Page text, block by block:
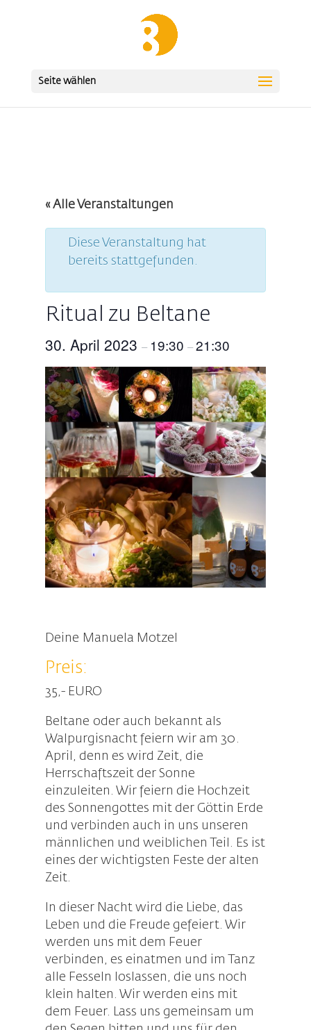
Seite wählen
« Alle Veranstaltungen
Diese Veranstaltung hat
bereits stattgefunden.
Ritual zu Beltane
30. April 2023 – 19:30 –21:30
Deine Manuela Motzel
Preis:
35,- EURO
Beltane oder auch bekannt als
Walpurgisnacht feiern wir am 30.
April, denn es wird Zeit, die
Herrschaftszeit der Sonne
einzuleiten. Wir feiern die Hochzeit
des Sonnengottes mit der Göttin Erde
und verbinden auch in uns unseren
männlichen und weiblichen Teil. Es ist
eines der wichtigsten Feste der alten
Zeit.
In dieser Nacht wird die Liebe, das
Leben und die Freude gefeiert. Wir
werden uns mit dem Feuer
verbinden, es einatmen und im Tanz
alle Fesseln loslassen, die uns noch
klein halten. Wir werden eins mit
dem Feuer. Lass uns gemeinsam um